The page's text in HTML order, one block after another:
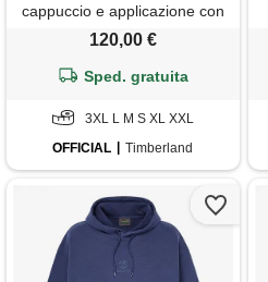
cappuccio e applicazione con
logo ad albero wareham da
uomo in blu scuro, uomo, blu,
taglia: 3xl
120,00 €
Sped. gratuita
3XL L M S XL XXL
OFFICIAL
Timberland